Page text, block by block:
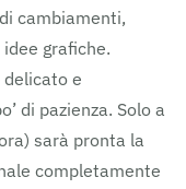
cambiamenti,
grafiche.
delicato e
di pazienza. Solo a
sarà pronta la
completamente